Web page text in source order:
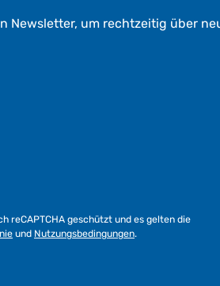
Newsletter, um rechtzeitig über
reCAPTCHA geschützt und es gelten die
und Nutzungsbedingungen.